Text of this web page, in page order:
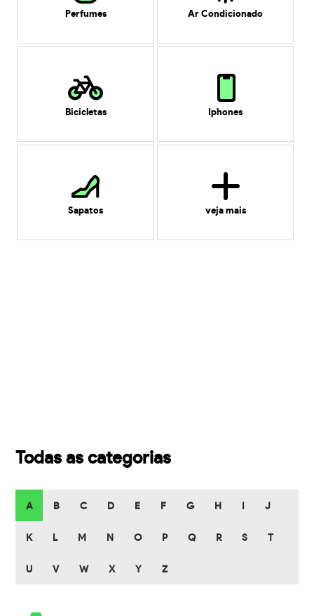
Perfumes Ar Condicionado
Bicicletas Iphones
Sapatos veja mais
Todas as categorias
A B C D E F G H J
K L M N O P Q R S T
U V W X Y Z